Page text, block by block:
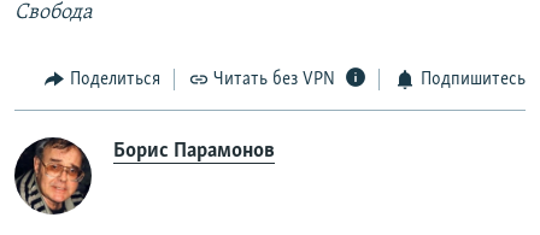
Свобода
Поделиться Читать без VPN Подпишитесь
Борис Парамонов